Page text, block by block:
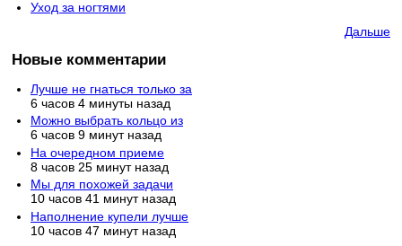
Уход за ногтями
Дальше
Новые комментарии
Лучше не гнаться только за
6 часов 4 минуты назад
Можно выбрать кольцо из
6 часов 9 минут назад
На очередном приеме
8 часов 25 минут назад
Мы для похожей задачи
10 часов 41 минут назад
Наполнение купели лучше
10 часов 47 минут назад